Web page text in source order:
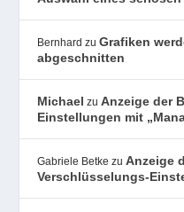
Bernhard zuGrafiken
abgeschnitten
Michael zuAnzeige der
Einstellungen mit
Gabriele Betke zuAnzeige
Verschlüsselungs-